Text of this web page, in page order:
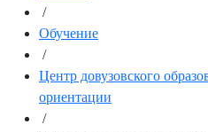
/
Обучение
/
Центр довузовского
ориентации
/